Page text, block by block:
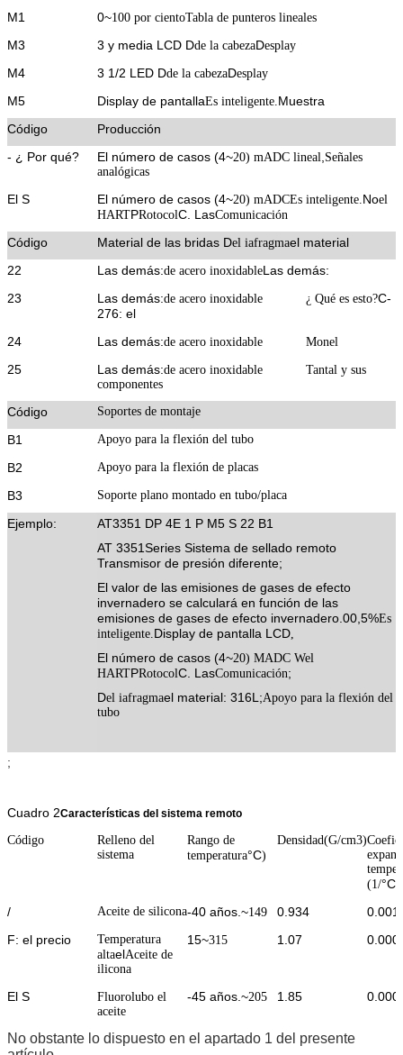
M1
0~100 por cientoTabla de punteros lineales
M3 3 y media LCD Dde la cabezaDesplay
M4 3 1/2 LED Dde la cabezaDesplay
M5 Display de pantallaEs inteligente. Muestra
Código
Producción
- ¿ Por qué?
El número de casos (4~20) mADC lineal Señales
analógicas
El S El número de casos (4~20) mADCEs inteligente. Noel
HARTPRotocolC. LasComunicación
Código Material de las bridas Del iafragmael material
22
Las demás:de acero inoxidableLas demás:
23
Las demás:de acero inoxidable ¿ Qué es esto?C-
276: el
24
Las demás:de acero inoxidable Monel
25 Las demás:de acero inoxidable
Tantal y sus
componentes
Código Soportes de montaje
B1 Apoyo para la flexión del tubo
B2 Apoyo para la flexión de placas
B3 Soporte plano montado en tubo/placa
Ejemplo:
AT3351 DP 4E 1 P M5 S 22 B1
AT 3351Series Sistema de sellado remoto
Transmisor de presión diferente;
El valor de las emisiones de gases de efecto
invernadero se calculará en función de las
emisiones de gases de efecto invernadero.00,5%Es
inteligente. Display de pantalla LCD
El número de casos (4~20) MADC Wel
HARTPRotocolC. LasComunicación;
Del iafragmael material: 316L;Apoyo para la flexión del
tubo
;
Cuadro 2Características del sistema remoto
Código
Relleno del
sistema
Rango de
temperatura°C)
Densidad(G/cm3)
(1/°C
/ Aceite de silicona-40 años. ~149 0.934
F: el precio
Temperatura
altaelAceite de
ilicona
15~315 1.07
El S Fluorolubo el
aceite
-45 años. ~205 1.85
No obstante lo dispuesto en el apartado 1 del presente